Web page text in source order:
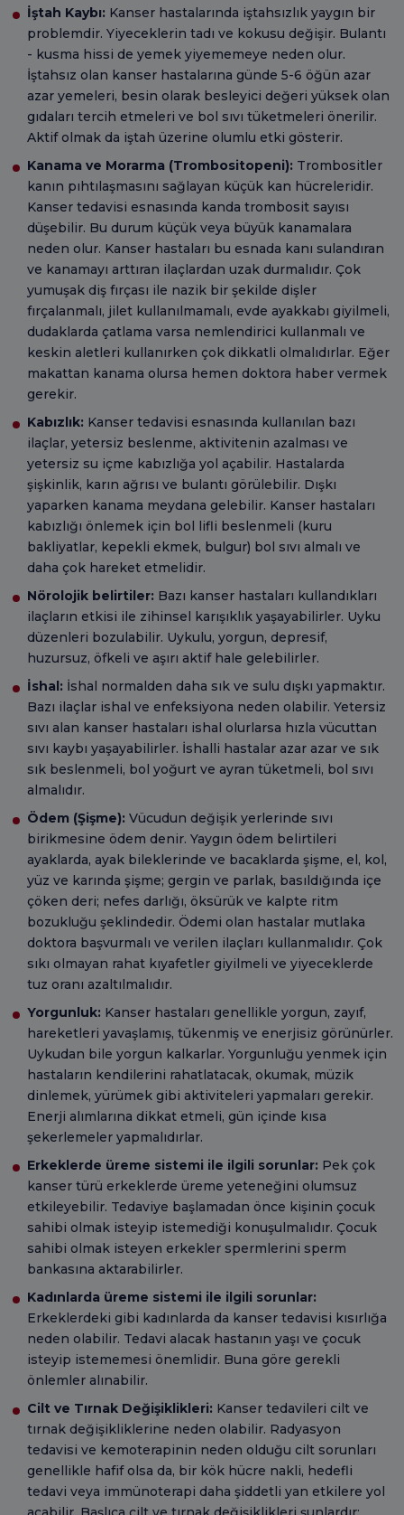
İştah Kaybı: Kanser hastalarında iştahsızlık yaygın bir
problemdir. Yiyeceklerin tadı ve kokusu değişir. Bulantı
- kusma hissi de yemek yiyememeye neden olur.
İştahsız olan kanser hastalarına günde 5-6 öğün azar
azar yemeleri, besin olarak besleyici değeri yüksek olan
gıdaları tercih etmeleri ve bol sıvı tüketmeleri önerilir.
Aktif olmak da iştah üzerine olumlu etki gösterir.
Kanama ve Morarma (Trombositopeni): Trombositler
kanın pıhtılaşmasını sağlayan küçük kan hücreleridir.
Kanser tedavisi esnasında kanda trombosit sayısı
düşebilir. Bu durum küçük veya büyük kanamalara
neden olur. Kanser hastaları bu esnada kanı sulandıran
ve kanamayı arttıran ilaçlardan uzak durmalıdır. Çok
yumuşak diş fırçası ile nazik bir şekilde dişler
fırçalanmalı, jilet kullanılmamalı, evde ayakkabı giyilmeli,
dudaklarda çatlama varsa nemlendirici kullanmalı ve
keskin aletleri kullanırken çok dikkatli olmalıdırlar. Eğer
makattan kanama olursa hemen doktora haber vermek
gerekir.
Kabızlık: Kanser tedavisi esnasında kullanılan bazı
ilaçlar, yetersiz beslenme, aktivitenin azalması ve
yetersiz su içme kabızlığa yol açabilir. Hastalarda
şişkinlik, karın ağrısı ve bulantı görülebilir. Dışkı
yaparken kanama meydana gelebilir. Kanser hastaları
kabızlığı önlemek için bol lifli beslenmeli (kuru
bakliyatlar, kepekli ekmek, bulgur) bol sıvı almalı ve
daha çok hareket etmelidir.
Nörolojik belirtiler: Bazı kanser hastaları kullandıkları
ilaçların etkisi ile zihinsel karışıklık yaşayabilirler. Uyku
düzenleri bozulabilir. Uykulu, yorgun, depresif,
huzursuz, öfkeli ve aşırı aktif hale gelebilirler.
İshal: İshal normalden daha sık ve sulu dışkı yapmaktır.
Bazı ilaçlar ishal ve enfeksiyona neden olabilir. Yetersiz
sıvı alan kanser hastaları ishal olurlarsa hızla vücuttan
sıvı kaybı yaşayabilirler. İshalli hastalar azar azar ve sık
sık beslenmeli, bol yoğurt ve ayran tüketmeli, bol sıvı
almalıdır.
Ödem (Şişme): Vücudun değişik yerlerinde sıvı
birikmesine ödem denir. Yaygın ödem belirtileri
ayaklarda, ayak bileklerinde ve bacaklarda şişme, el, kol,
yüz ve karında şişme; gergin ve parlak, basıldığında içe
çöken deri; nefes darlığı, öksürük ve kalpte ritm
bozukluğu şeklindedir. Ödemi olan hastalar mutlaka
doktora başvurmalı ve verilen ilaçları kullanmalıdır. Çok
sıkı olmayan rahat kıyafetler giyilmeli ve yiyeceklerde
tuz oranı azaltılmalıdır.
Yorgunluk: Kanser hastaları genellikle yorgun, zayıf,
hareketleri yavaşlamış, tükenmiş ve enerjisiz görünürler.
Uykudan bile yorgun kalkarlar. Yorgunluğu yenmek için
hastaların kendilerini rahatlatacak, okumak, müzik
dinlemek, yürümek gibi aktiviteleri yapmaları gerekir.
Enerji alımlarına dikkat etmeli, gün içinde kısa
şekerlemeler yapmalıdırlar.
Erkeklerde üreme sistemi ile ilgili sorunlar: Pek çok
kanser türü erkeklerde üreme yeteneğini olumsuz
etkileyebilir. Tedaviye başlamadan önce kişinin çocuk
sahibi olmak isteyip istemediği konuşulmalıdır. Çocuk
sahibi olmak isteyen erkekler spermlerini sperm
bankasına aktarabilirler.
Kadınlarda üreme sistemi ile ilgili sorunlar:
Erkeklerdeki gibi kadınlarda da kanser tedavisi kısırlığa
neden olabilir. Tedavi alacak hastanın yaşı ve çocuk
isteyip istememesi önemlidir. Buna göre gerekli
önlemler alınabilir.
Cilt ve Tırnak Değişiklikleri: Kanser tedavileri cilt ve
tırnak değişikliklerine neden olabilir. Radyasyon
tedavisi ve kemoterapinin neden olduğu cilt sorunları
genellikle hafif olsa da, bir kök hücre nakli, hedefli
tedavi veya immünoterapi daha şiddetli yan etkilere yol